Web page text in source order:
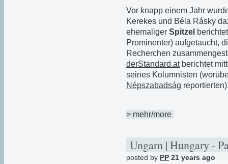
Vor knapp einem Jahr
Kerekes und Béla Rásky
ehemaliger Spitzel
Prominenter) aufgetaucht,
Recherchen
derStandard.atberichtet
seines Kolumnisten
Népszabadság
> mehr/more
Ungarn | Hungary -
posted by PP 21 years ago